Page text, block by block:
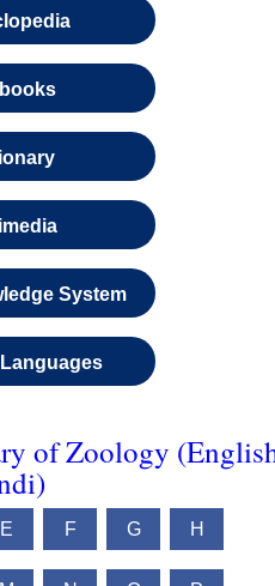
System
of Zoology
E F G H